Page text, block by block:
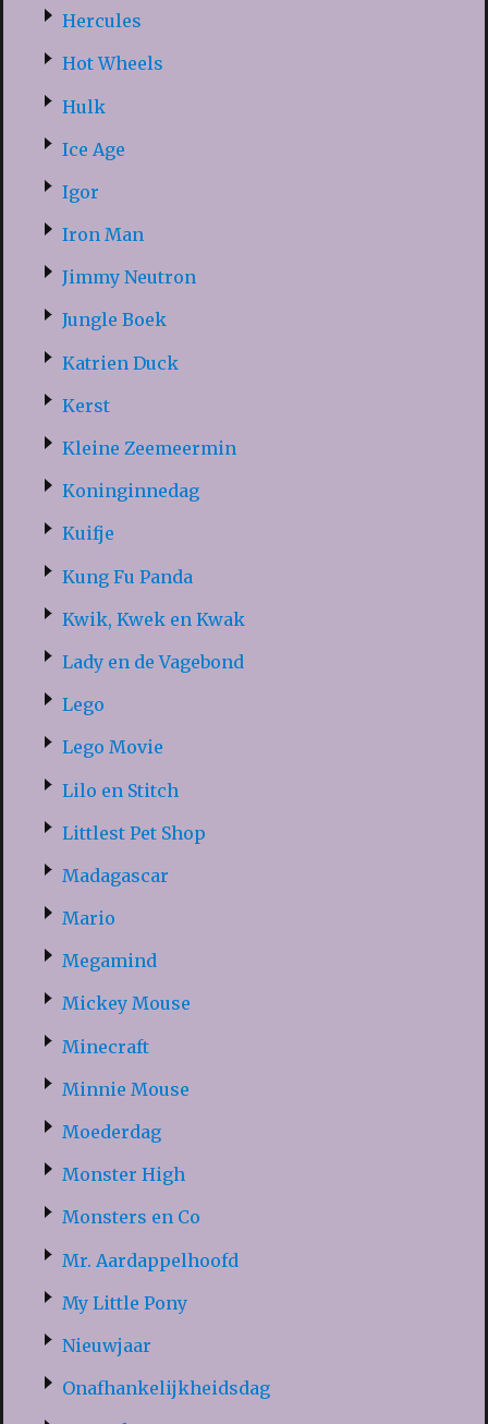
Hercules
Hot Wheels
Hulk
Ice Age
Igor
Iron Man
Jimmy Neutron
Jungle Boek
Katrien Duck
Kerst
Kleine Zeemeermin
Koninginnedag
Kuifje
Kung Fu Panda
Kwik, Kwek en Kwak
Lady en de Vagebond
Lego
Lego Movie
Lilo en Stitch
Littlest Pet Shop
Madagascar
Mario
Megamind
Mickey Mouse
Minecraft
Minnie Mouse
Moederdag
Monster High
Monsters en Co
Mr. Aardappelhoofd
My Little Pony
Nieuwjaar
Onafhankelijkheidsdag